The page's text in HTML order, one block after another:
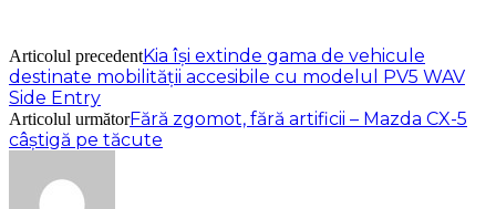
Articolul precedentKia își extinde gama de vehicule
destinate mobilității accesibile cu modelul PV5 WAV
Side Entry
Articolul următorFără zgomot, fără artificii – Mazda CX-5
câștigă pe tăcute